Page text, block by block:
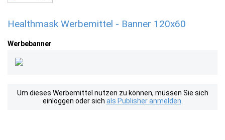
Healthmask Werbemittel - Banner 120x60
Werbebanner
Um dieses Werbemittel nutzen zu können, müssen Sie sich
einloggen oder sich als Publisher anmelden